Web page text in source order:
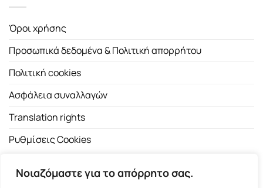
Νοιαζόμαστε για το απόρρητο σας.
Όροι χρήσης
Προσωπικά δεδομένα & Πολιτική απορρήτου
Πολιτική cookies
Ασφάλεια συναλλαγών
Translation rights
Ρυθμίσεις Cookies